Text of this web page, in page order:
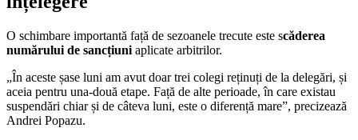
O schimbare importantă față de sezoanele trecute este scăderea
numărului de sancțiuni aplicate arbitrilor.
„În aceste șase luni am avut doar trei colegi reținuți de la delegări, și
aceia pentru una-două etape. Față de alte perioade, în care existau
suspendări chiar și de câteva luni, este o diferență mare”, precizează
Andrei Popazu.